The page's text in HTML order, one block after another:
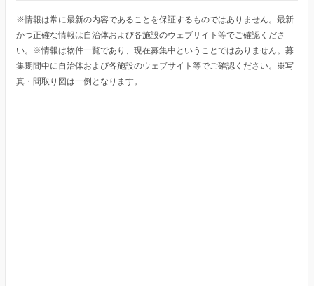
※情報は常に最新の内容であることを保証するものではありません。最新
かつ正確な情報は自治体および各施設のウェブサイト等でご確認くださ
い。※情報は物件一覧であり、現在募集中ということではありません。募
集期間中に自治体および各施設のウェブサイト等でご確認ください。※写
真・間取り図は一例となります。